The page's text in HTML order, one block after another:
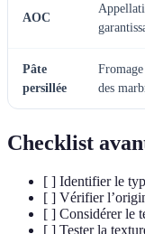
AOC
Pâte
persillée
des
Checklist
[ ] Identifier le
[ ] Vérifier
[ ] Considérer le
[ ] Tester la